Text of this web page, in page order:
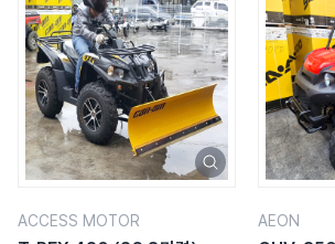
ACCESS MOTOR AEON